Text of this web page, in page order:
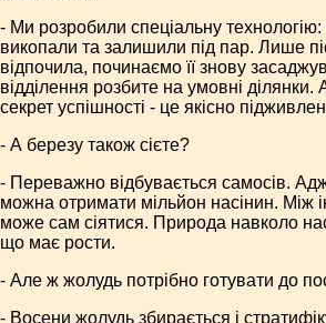
- Ми розробили спеціальну технологію:
викопали та залишили під пар. Лише
відпочила, починаємо її знову
відділення розбите на умовні
секрет успішності - це якісно
- А березу також сієте?
- Переважно відбувається самосів.
можна отримати мільйон насінин. Між
може сам сіятися. Природа навколо
що має рости.
- Але ж жолудь потрібно готувати до
- Восени жолудь збирається і